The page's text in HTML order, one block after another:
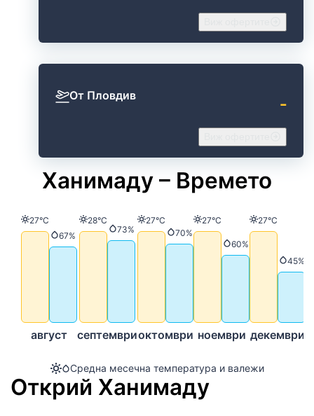
От Пловдив ‐
Ханимаду – Времето
Средна месечна температура и валежи
август
Температура
27°C
Валежи
67%
септември
Температура
28°C
Валежи
73%
октомври
Температура
27°C
Валежи
70%
ноември
Температура
27°C
Валежи
60%
декември
27°C
45%
Открий Ханимаду